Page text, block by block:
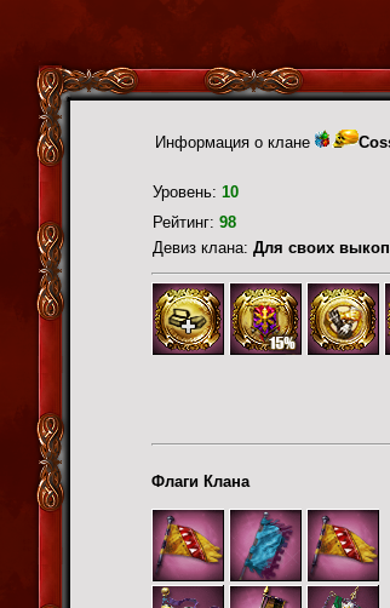
Информация о клане
Уровень: 10
Рейтинг: 98
Девиз клана: Для своих
Флаги Клана